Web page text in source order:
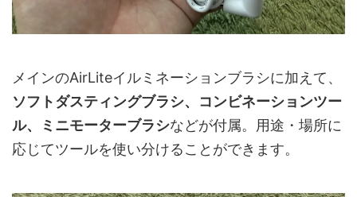
メインのAirLiteイルミネーションブラシに加えて、
ソフトダスティングブラシ、コンビネーションツー
ル、ミニモーターブラシなどが付属。用途・場所に
応じてツールを使い分けることができます。